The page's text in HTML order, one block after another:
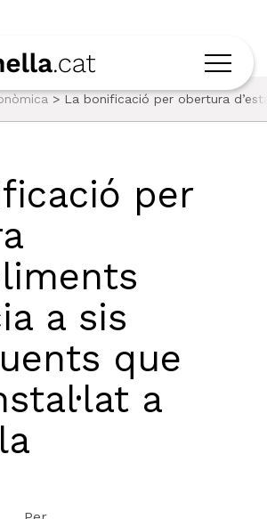
> La bonificació per obertura
per
a sis
que
a